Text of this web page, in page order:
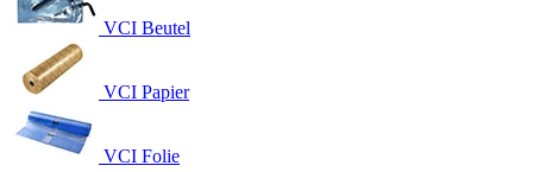
VCI Beutel
VCI Papier
VCI Folie